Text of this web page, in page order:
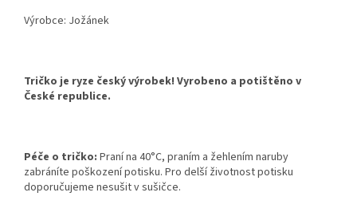
Výrobce: Jožánek
Tričko je ryze český výrobek! Vyrobeno a potištěno v
České republice.
Péče o tričko: Praní na 40°C, praním a žehlením naruby
zabráníte poškození potisku. Pro delší životnost potisku
doporučujeme nesušit v sušičce.